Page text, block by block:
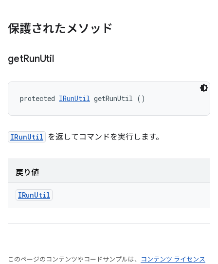
保護されたメソッド
getRunUtil
protected IRunUtil getRunUtil ()
IRunUtil を返してコマンドを実行します。
戻り値
IRunUtil
このページのコンテンツやコードサンプルは、
コンテンツ ライセンス